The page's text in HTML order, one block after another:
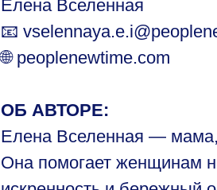
Елена Вселенная
📧
🌐 peoplenewtime.com
ОБ АВТОРЕ:
Елена Вселенная — мама,
Она помогает женщинам